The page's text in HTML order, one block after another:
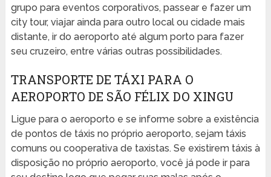
grupo para eventos corporativos, passear e fazer um
city tour, viajar ainda para outro local ou cidade mais
distante, ir do aeroporto até algum porto para fazer
seu cruzeiro, entre várias outras possibilidades.
TRANSPORTE DE TÁXI PARA O
AEROPORTO DE SÃO FÉLIX DO XINGU
Ligue para o aeroporto e se informe sobre a existência
de pontos de táxis no próprio aeroporto, sejam táxis
comuns ou cooperativa de taxistas. Se existirem táxis à
disposição no próprio aeroporto, você já pode ir para